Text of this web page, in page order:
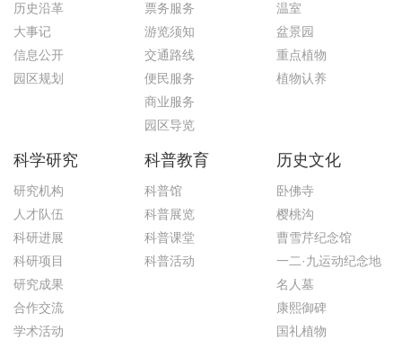
历史沿革
大事记
信息公开
园区规划
票务服务
游览须知
交通路线
便民服务
商业服务
园区导览
温室
盆景园
重点植物
植物认养
科学研究
研究机构
人才队伍
科研进展
科研项目
研究成果
合作交流
学术活动
科普教育
科普馆
科普展览
科普课堂
科普活动
历史文化
卧佛寺
樱桃沟
曹雪芹纪念馆
一二·九运动纪念地
名人墓
康熙御碑
国礼植物